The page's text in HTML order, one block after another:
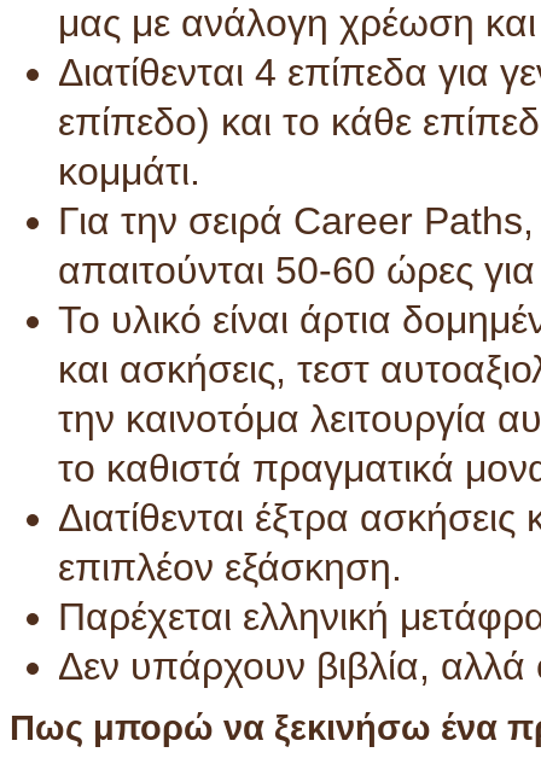
μας με ανάλογη χρέωση
Διατίθενται 4 επίπεδα για
επίπεδο) και το κάθε
κομμάτι.
Για την σειρά Career
απαιτούνται 50-60 ώρες
Το υλικό είναι άρτια
και ασκήσεις, τεστ
την καινοτόμα
το καθιστά πραγματικά
Διατίθενται έξτρα
επιπλέον εξάσκηση.
Παρέχεται ελληνική
Δεν υπάρχουν βιβλία, αλλά
Πως μπορώ να ξεκινήσω ένα